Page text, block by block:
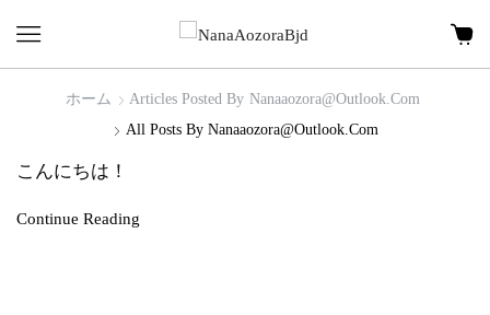
ホーム Articles Posted By Nanaaozora@outlook.com
All Posts By Nanaaozora@outlook.com
こんにちは！
Continue Reading